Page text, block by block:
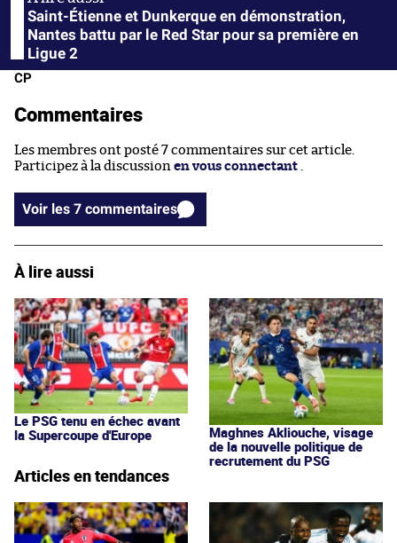
Saint-Étienne et Dunkerque en démonstration,
Nantes battu par le Red Star pour sa première en
Ligue 2
CP
Commentaires
Les membres ont posté 7 commentaires sur cet article.
Participez à la discussion en vous connectant
Voir les 7 commentaires
À lire aussi
Le PSG tenu en échec avant
la Supercoupe d'Europe
Maghnes Akliouche, visage
de la nouvelle politique de
recrutement du PSG
Articles en tendances